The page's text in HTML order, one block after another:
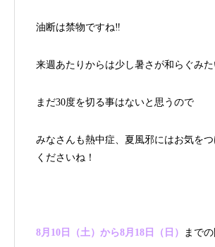
油断は禁物ですね‼︎
来週あたりからは少し暑さが和らぐみ
まだ30度を切る事はないと思うので
みなさんも熱中症、夏風邪にはお気を
くださいね！
8月10日（土）から8月18日（日） までの